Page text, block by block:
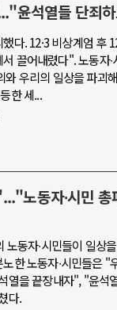
윤석열들 단죄
다. 12·3 비상계엄 후
끌어내렸다". 노동자
우리의 일상을 파괴
한 세...
노동자∙시민 총
노동자∙시민들이 일상
한 노동자∙시민들은
열을 끝장내자", "윤석
다.